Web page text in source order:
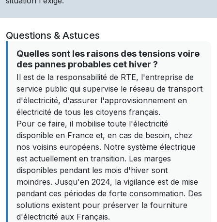
Questions & Astuces
Quelles sont les raisons des tensions voire
des pannes probables cet hiver ?
Il est de la responsabilité de RTE, l'entreprise de
service public qui supervise le réseau de transport
d'électricité, d'assurer l'approvisionnement en
électricité de tous les citoyens français.
Pour ce faire, il mobilise toute l'électricité
disponible en France et, en cas de besoin, chez
nos voisins européens. Notre système électrique
est actuellement en transition. Les marges
disponibles pendant les mois d'hiver sont
moindres. Jusqu'en 2024, la vigilance est de mise
pendant ces périodes de forte consommation. Des
solutions existent pour préserver la fourniture
d'électricité aux Français.